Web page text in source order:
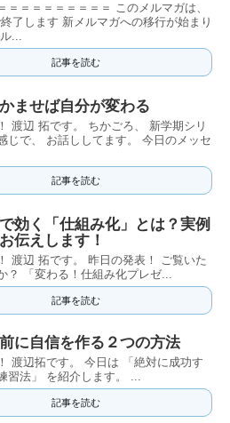
＝＝＝＝＝＝＝＝＝ このメルマガは、
了します 新メルマガへの移行が始まり
...
記事を読む
ませば自分が変わる
渡辺 拓です。 ちかごろ、 新学期シリ
じで、 お話ししてます。 今日のメッセ
記事を読む
効く「仕組み化」とは？実例
伝えします！
渡辺 拓です。 昨日の発表！ ご覧いた
？ 「変わる！仕組み化プレゼ...
記事を読む
に自信を作る２つの方法
渡辺拓です。 今日は 「絶対に成功す
習法」 を紹介します。 ...
記事を読む